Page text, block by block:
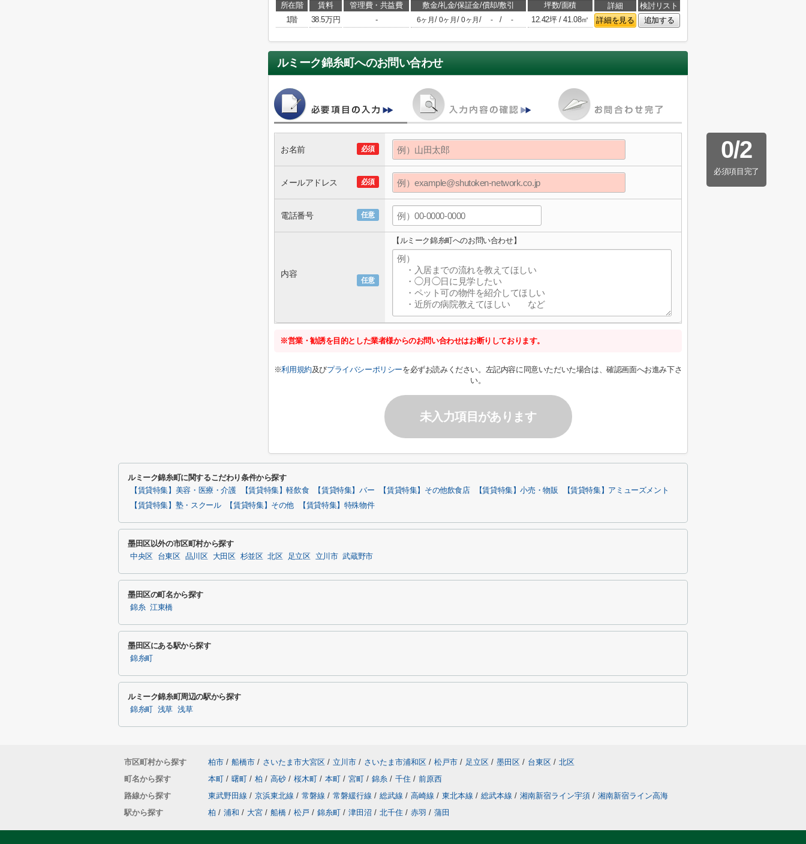
所在階 賃料 管理費・共益費 敷金/礼金/保証金/償却/敷引 坪数/面積 詳細
検討リスト
1階
38.5万円 - 6ヶ月 / 0ヶ月 / 0ヶ月 / - / - 12.42坪 / 41.08㎡ 詳細を見る 追加する
ルミーク錦糸町へのお問い合わせ
0/2
必須項目完了
必須
お名前
必須
メールアドレス
任意
電話番号
任意
内容
【ルミーク錦糸町へのお問い合わせ】
※営業・勧誘を目的とした業者様からのお問い合わせはお断りしております。
※利用規約及びプライバシーポリシーを必ずお読みください。左記内容に同意いただいた場合は、確認画面へお進み下さ
い。
未入力項目があります
ルミーク錦糸町に関するこだわり条件から探す
【賃貸特集】美容・医療・介護 【賃貸特集】軽飲食 【賃貸特集】バー 【賃貸特集】その他飲食店 【賃貸特集】小売・物販
【賃貸特集】アミューズメント
【賃貸特集】塾・スクール
【賃貸特集】その他 【賃貸特集】特殊物件
墨田区以外の市区町村から探す
中央区 台東区 品川区 大田区 杉並区 北区 足立区 立川市 武蔵野市
墨田区の町名から探す
錦糸 江東橋
墨田区にある駅から探す
錦糸町
ルミーク錦糸町周辺の駅から探す
錦糸町 浅草 浅草
市区町村から探す 柏市 / 船橋市 / さいたま市大宮区 / 立川市 / さいたま市浦和区 / 松戸市 / 足立区 / 墨田区 / 台東区 / 北区
町名から探す
本町 / 曙町 / 柏 / 高砂 / 桜木町 / 本町 / 宮町 / 錦糸 / 千住 / 前原西
路線から探す
東武野田線 / 京浜東北線 / 常磐線 / 常磐緩行線 / 総武線 / 高崎線 / 東北本線 / 総武本線 / 湘南新宿ライン宇須 / 湘南新宿ライン高海
駅から探す
柏 / 浦和 / 大宮 / 船橋 / 松戸 / 錦糸町 / 津田沼 / 北千住 / 赤羽 / 蒲田